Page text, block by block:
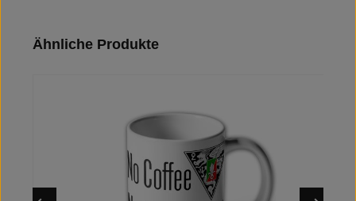
Produktgalerie überspringen
Ähnliche Produkte